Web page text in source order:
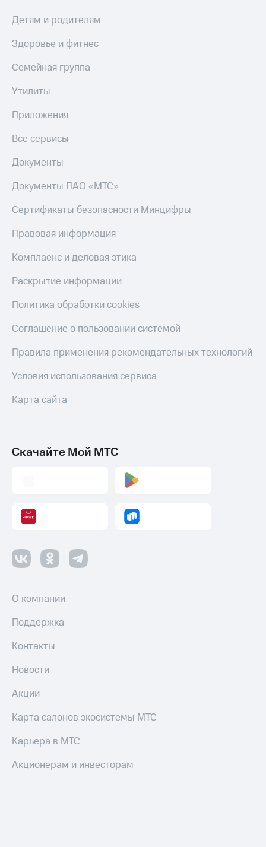
Детям и родителям
Здоровье и фитнес
Семейная группа
Утилиты
Приложения
Все сервисы
Документы
Документы ПАО «МТС»
Сертификаты безопасности Минцифры
Правовая информация
Комплаенс и деловая этика
Раскрытие информации
Политика обработки cookies
Соглашение о пользовании системой
Правила применения рекомендательных технологий
Условия использования сервиса
Карта сайта
Скачайте Мой МТС
О компании
Поддержка
Контакты
Новости
Акции
Карта салонов экосистемы МТС
Карьера в МТС
Акционерам и инвесторам